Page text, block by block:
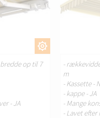
op til 7
- JA
-
m
- Kassette -
- kappe - JA
- Mange
- Lavet efter